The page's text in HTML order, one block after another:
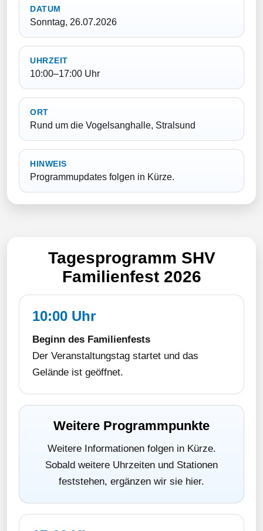
DATUM
Sonntag, 26.07.2026
UHRZEIT
10:00–17:00 Uhr
ORT
Rund um die Vogelsanghalle, Stralsund
HINWEIS
Programmupdates folgen in Kürze.
Tagesprogramm SHV
Familienfest 2026
10:00 Uhr
Beginn des Familienfests
Der Veranstaltungstag startet und das
Gelände ist geöffnet.
Weitere Programmpunkte
Weitere Informationen folgen in Kürze.
Sobald weitere Uhrzeiten und Stationen
feststehen, ergänzen wir sie hier.